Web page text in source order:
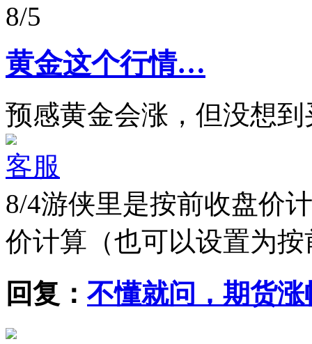
8/5
黄金这个行情…
预感黄金会涨，但没想
客服
8/4游侠里是按前收盘价
价计算（也可以设置为
回复： 不懂就问，期货涨